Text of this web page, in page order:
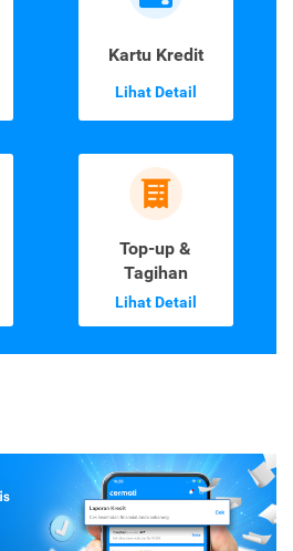
Kartu Kredit
Lihat Detail
Top-up &
Tagihan
Lihat Detail